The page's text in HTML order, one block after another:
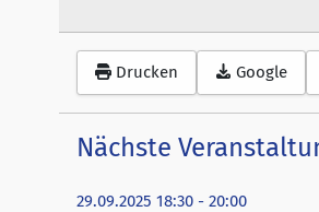
Drucken Google
Nächste
29.09.2025 18:30 - 20:00